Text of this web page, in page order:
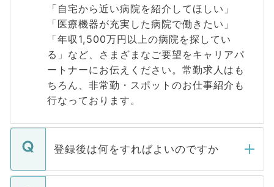
「自宅から近い病院を紹介してほしい」
「医療機器が充実した病院で働きたい」
「年収1,500万円以上の病院を探してい
る」など、さまざまなご要望をキャリアパ
ートナーにお伝えください。常勤求人はも
ちろん、非常勤・スポットのお仕事紹介も
行なっております。
登録後は何をすればよいのですか
ご登録いただきましたら、弊社担当者がご